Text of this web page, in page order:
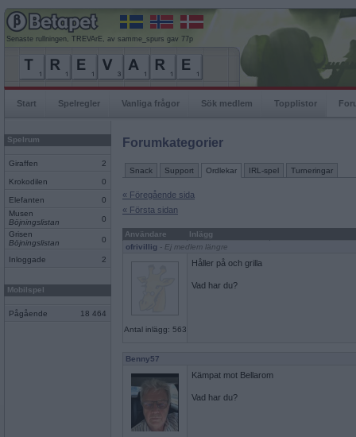
Senaste rullningen, TREVArE, av samme_spurs gav 77p
Start Spelregler Vanliga frågor Sök medlem Topplistor
Spelrum
Giraffen 2
Krokodilen 0
Elefanten
0
Musen
Böjningslistan
0
Grisen
Böjningslistan
0
Inloggade 2
Mobilspel
Pågående 18 464
Forumkategorier
Snack Support Ordlekar IRL-spel Turneringar
« Föregående sida
« Första sidan
Användare
Inlägg
ofrivillig - Ej medlem längre
Antal inlägg: 563
Håller på och grilla
Vad har du?
Benny57
Kämpat mot Bellarom
Vad har du?